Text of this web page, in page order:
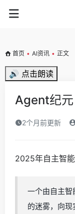
首页 • AI资讯 • 正文
🔊 点击朗读
Agent纪元
2个月前更新
2025年自主智能
一个由自主
的迷雾，向现